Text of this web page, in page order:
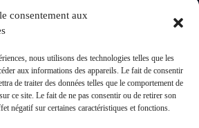
consentement aux
nous utilisons des technologies telles que les
aux informations des appareils. Le fait de consentir
de traiter des données telles que le comportement de
ce site. Le fait de ne pas consentir ou de retirer son
négatif sur certaines caractéristiques et fonctions.
TVBA !
SUIVEZ-NOUS !